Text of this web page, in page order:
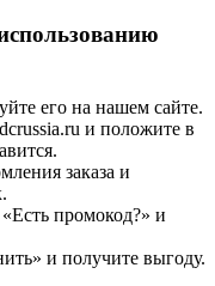
его на нашем сайте.
и положите в
заказа и
промокод?» и
и получите выгоду.